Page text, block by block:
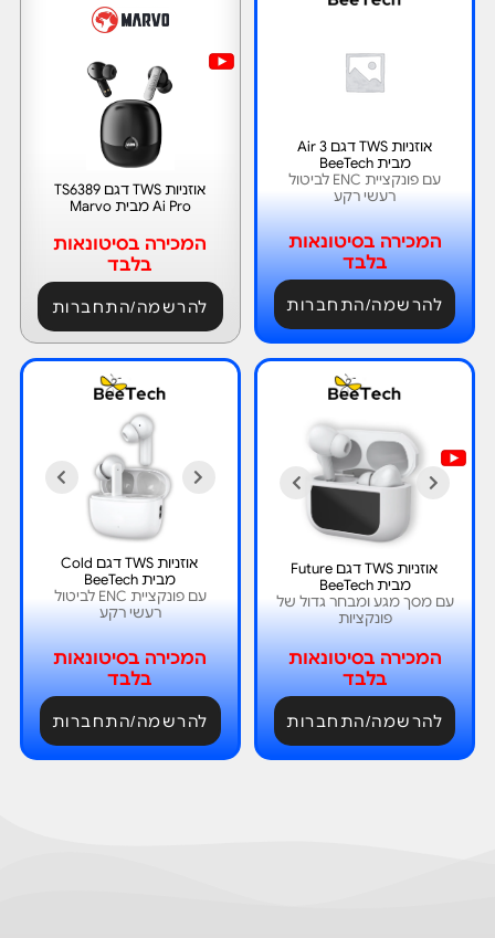
עם פונקציית ENC לביטול
רעשי רקע
אוזניות TWS דגם Air 3
מבית BeeTech
המכירה בסיטונאות
בלבד
להרשמה/התחברות
אוזניות TWS דגם TS6389
Ai Pro מבית Marvo
המכירה בסיטונאות
בלבד
להרשמה/התחברות
עם מסך מגע ומבחר גדול של
פונקציות
אוזניות TWS דגם Future
מבית BeeTech
המכירה בסיטונאות
בלבד
להרשמה/התחברות
עם פונקציית ENC לביטול
רעשי רקע
אוזניות TWS דגם Cold
מבית BeeTech
המכירה בסיטונאות
בלבד
להרשמה/התחברות